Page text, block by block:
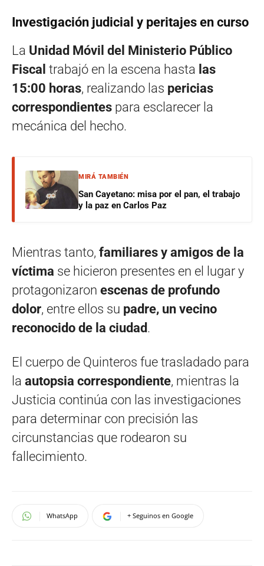
Investigación judicial y peritajes en curso
La Unidad Móvil del Ministerio Público
Fiscal trabajó en la escena hasta las
15:00 horas, realizando las pericias
correspondientes para esclarecer la
mecánica del hecho.
MIRÁ TAMBIÉN
San Cayetano: misa por el pan, el trabajo
y la paz en Carlos Paz
Mientras tanto, familiares y amigos de la
víctima se hicieron presentes en el lugar y
protagonizaron escenas de profundo
dolor, entre ellos su padre, un vecino
reconocido de la ciudad.
El cuerpo de Quinteros fue trasladado para
la autopsia correspondiente, mientras la
Justicia continúa con las investigaciones
para determinar con precisión las
circunstancias que rodearon su
fallecimiento.
WhatsApp + Seguinos en Google